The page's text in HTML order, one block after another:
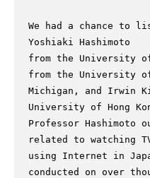
We had a chance to
Yoshiaki Hashimoto
from the University
from the University
Michigan, and Irwin
University of Hong
Professor Hashimoto
related to watching
using Internet in
conducted on over